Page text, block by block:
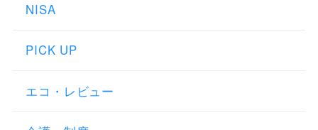
NISA
PICK UP
エコ・レビュー